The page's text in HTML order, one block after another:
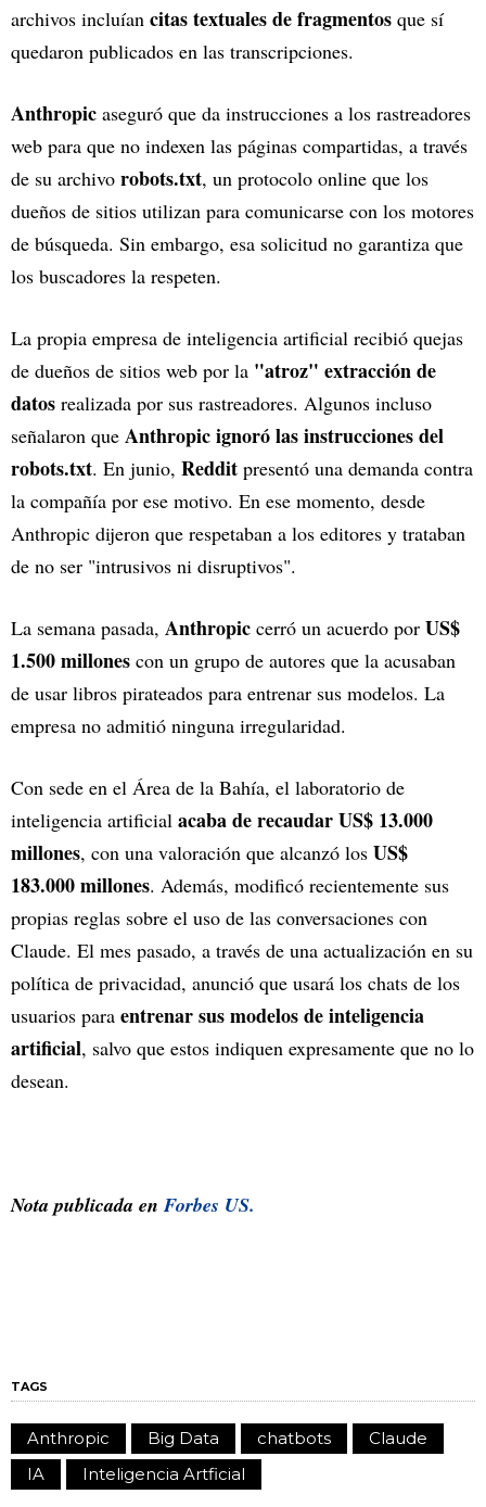
archivos incluían citas textuales de fragmentos que sí
quedaron publicados en las transcripciones.
Anthropic aseguró que da instrucciones a los rastreadores
web para que no indexen las páginas compartidas, a través
de su archivo robots.txt, un protocolo online que los
dueños de sitios utilizan para comunicarse con los motores
de búsqueda. Sin embargo, esa solicitud no garantiza que
los buscadores la respeten.
La propia empresa de inteligencia artificial recibió quejas
de dueños de sitios web por la "atroz" extracción de
datos realizada por sus rastreadores. Algunos incluso
señalaron que Anthropic ignoró las instrucciones del
robots.txt. En junio, Reddit presentó una demanda contra
la compañía por ese motivo. En ese momento, desde
Anthropic dijeron que respetaban a los editores y trataban
de no ser "intrusivos ni disruptivos".
La semana pasada, Anthropic cerró un acuerdo por US$
1.500 millones con un grupo de autores que la acusaban
de usar libros pirateados para entrenar sus modelos. La
empresa no admitió ninguna irregularidad.
Con sede en el Área de la Bahía, el laboratorio de
inteligencia artificial acaba de recaudar US$ 13.000
millones, con una valoración que alcanzó los US$
183.000 millones. Además, modificó recientemente sus
propias reglas sobre el uso de las conversaciones con
Claude. El mes pasado, a través de una actualización en su
política de privacidad, anunció que usará los chats de los
usuarios para entrenar sus modelos de inteligencia
artificial, salvo que estos indiquen expresamente que no lo
desean.
Nota publicada enForbes US.
TAGS
Anthropic Big Data chatbots
Claude
IA
Inteligencia Artficial